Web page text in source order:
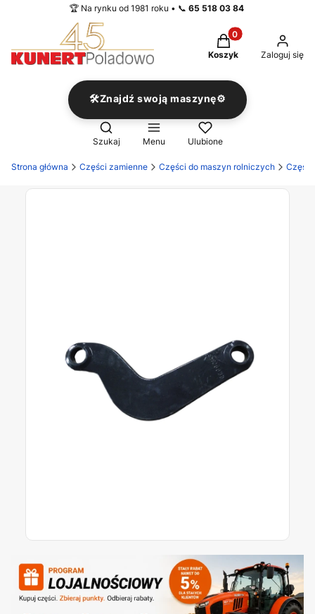
🏆 Na rynku od 1981 roku • 📞 65 518 03 84
Produkty w
Koszyk Zaloguj się
🛠️Znajdź swoją maszynę⚙️
Otwórz wyszukiwarkę
Szukaj Menu Ulubione
Strona główna Części zamienne Części do maszyn rolniczych